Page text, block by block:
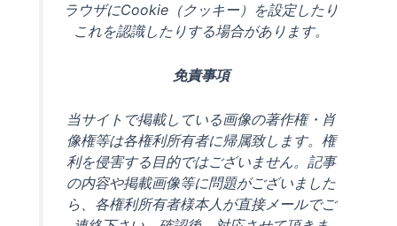
ラウザにCookie（クッキー）を設定したり
これを認識したりする場合があります。
免責事項
当サイトで掲載している画像の著作権・肖
像権等は各権利所有者に帰属致します。権
利を侵害する目的ではございません。記事
の内容や掲載画像等に問題がございました
ら、各権利所有者様本人が直接メールでご